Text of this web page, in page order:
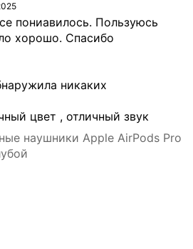
пониавилось. Пользуюсь
хорошо. Спасибо
никаких
цвет , отличный звук
наушники Apple AirPods Pro